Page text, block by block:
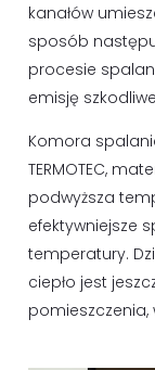
kanałów
sposób
procesie
emisję
Komora
TERMOTEC,
podwyższa
efektywniejsze
temperatury.
ciepło jest
pomieszczenia,